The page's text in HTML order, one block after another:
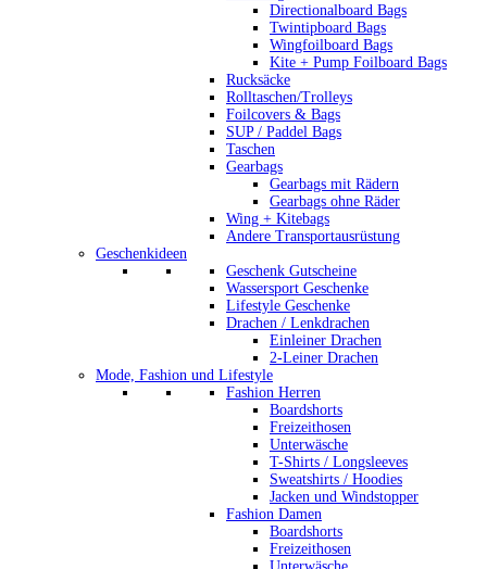
Directionalboard Bags
Twintipboard Bags
Wingfoilboard Bags
Kite + Pump Foilboard Bags
Rucksäcke
Rolltaschen/Trolleys
Foilcovers & Bags
SUP / Paddel Bags
Taschen
Gearbags
Gearbags mit Rädern
Gearbags ohne Räder
Wing + Kitebags
Andere Transportausrüstung
Geschenkideen
Geschenk Gutscheine
Wassersport Geschenke
Lifestyle Geschenke
Drachen / Lenkdrachen
Einleiner Drachen
2-Leiner Drachen
Mode, Fashion und Lifestyle
Fashion Herren
Boardshorts
Freizeithosen
Unterwäsche
T-Shirts / Longsleeves
Sweatshirts / Hoodies
Jacken und Windstopper
Fashion Damen
Boardshorts
Freizeithosen